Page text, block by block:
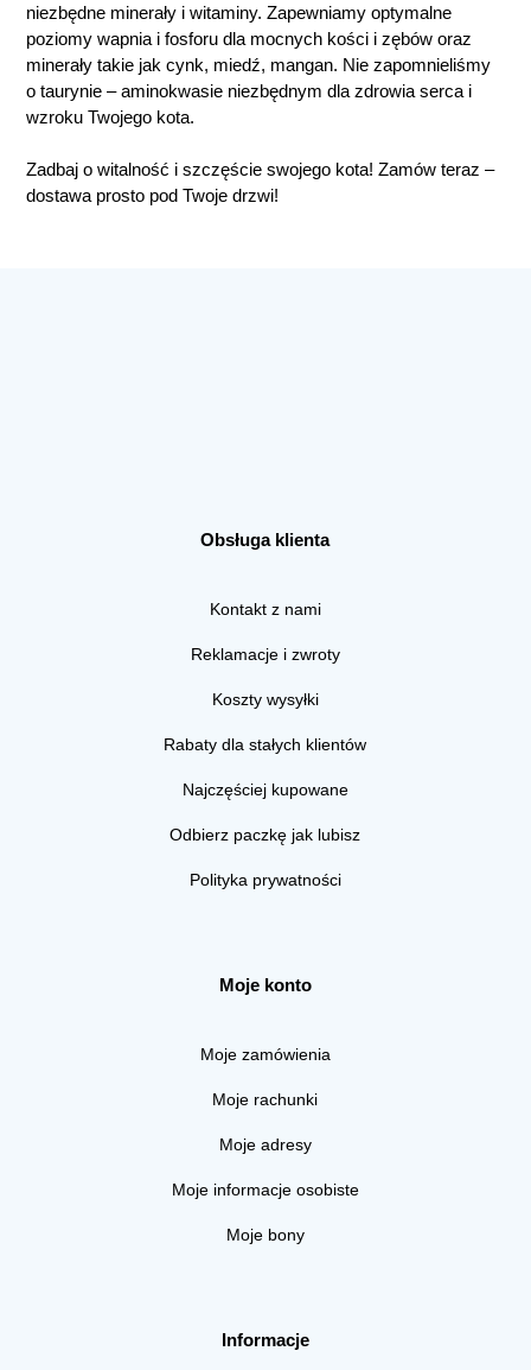
niezbędne minerały i witaminy. Zapewniamy optymalne
poziomy wapnia i fosforu dla mocnych kości i zębów oraz
minerały takie jak cynk, miedź, mangan. Nie zapomnieliśmy
o taurynie – aminokwasie niezbędnym dla zdrowia serca i
wzroku Twojego kota.
Zadbaj o witalność i szczęście swojego kota! Zamów teraz –
dostawa prosto pod Twoje drzwi!
Obsługa klienta
Kontakt z nami
Reklamacje i zwroty
Koszty wysyłki
Rabaty dla stałych klientów
Najczęściej kupowane
Odbierz paczkę jak lubisz
Polityka prywatności
Moje konto
Moje zamówienia
Moje rachunki
Moje adresy
Moje informacje osobiste
Moje bony
Informacje